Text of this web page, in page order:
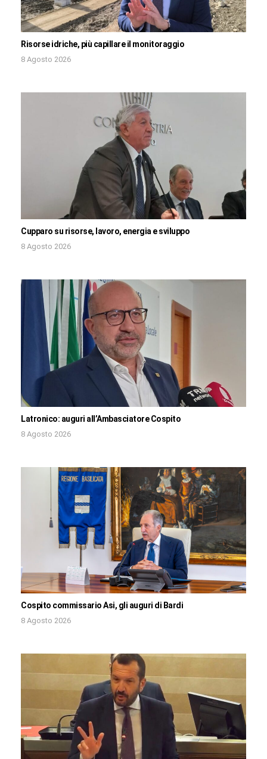
Risorse idriche, più capillare il monitoraggio
8 Agosto 2026
Cupparo su risorse, lavoro, energia e sviluppo
8 Agosto 2026
Latronico: auguri all’Ambasciatore Cospito
8 Agosto 2026
Cospito commissario Asi, gli auguri di Bardi
8 Agosto 2026